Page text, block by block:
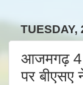
TUESDAY,
आजमगढ़ 4
पर बीएसए